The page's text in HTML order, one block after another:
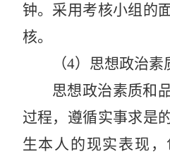
钟。采用考核小组的
核。
（4）思想政治素
思想政治素质和
过程，遵循实事求是
生本人的现实表现